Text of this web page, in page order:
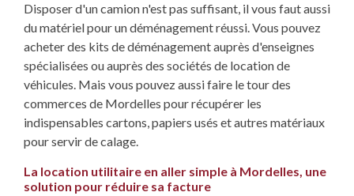
Disposer d'un camion n'est pas suffisant, il vous faut aussi
du matériel pour un déménagement réussi. Vous pouvez
acheter des kits de déménagement auprès d'enseignes
spécialisées ou auprès des sociétés de location de
véhicules. Mais vous pouvez aussi faire le tour des
commerces de Mordelles pour récupérer les
indispensables cartons, papiers usés et autres matériaux
pour servir de calage.
La location utilitaire en aller simple à Mordelles, une
solution pour réduire sa facture